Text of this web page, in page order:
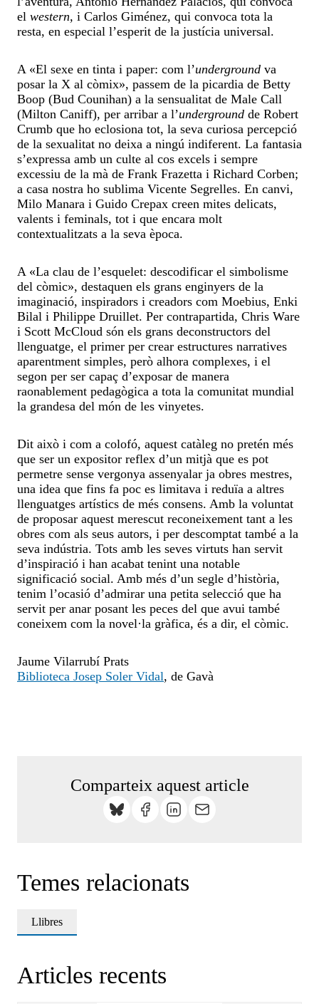
el western, i Carlos Giménez, qui convoca tota la
resta, en especial l’esperit de la justícia universal.
A «El sexe en tinta i paper: com l’underground va
posar la X al còmix», passem de la picardia de Betty
Boop (Bud Counihan) a la sensualitat de Male Call
(Milton Caniff), per arribar a l’underground de Robert
Crumb que ho eclosiona tot, la seva curiosa percepció
de la sexualitat no deixa a ningú indiferent. La fantasia
s’expressa amb un culte al cos excels i sempre
excessiu de la mà de Frank Frazetta i Richard Corben;
a casa nostra ho sublima Vicente Segrelles. En canvi,
Milo Manara i Guido Crepax creen mites delicats,
valents i feminals, tot i que encara molt
contextualitzats a la seva època.
A «La clau de l’esquelet: descodificar el simbolisme
del còmic», destaquen els grans enginyers de la
imaginació, inspiradors i creadors com Moebius, Enki
Bilal i Philippe Druillet. Per contrapartida, Chris Ware
i Scott McCloud són els grans deconstructors del
llenguatge, el primer per crear estructures narratives
aparentment simples, però alhora complexes, i el
segon per ser capaç d’exposar de manera
raonablement pedagògica a tota la comunitat mundial
la grandesa del món de les vinyetes.
Dit això i com a colofó, aquest catàleg no pretén més
que ser un expositor reflex d’un mitjà que es pot
permetre sense vergonya assenyalar ja obres mestres,
una idea que fins fa poc es limitava i reduïa a altres
llenguatges artístics de més consens. Amb la voluntat
de proposar aquest merescut reconeixement tant a les
obres com als seus autors, i per descomptat també a la
seva indústria. Tots amb les seves virtuts han servit
d’inspiració i han acabat tenint una notable
significació social. Amb més d’un segle d’història,
tenim l’ocasió d’admirar una petita selecció que ha
servit per anar posant les peces del que avui també
coneixem com la novel·la gràfica, és a dir, el còmic.
Jaume Vilarrubí Prats
Biblioteca Josep Soler Vidal, de Gavà
Comparteix aquest article
Temes relacionats
Llibres
Articles recents